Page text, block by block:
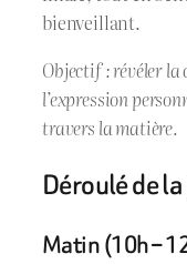
bienveillant.
Objectif : révéler
l’expression
travers la matière.
Déroulé de
Matin (10h –